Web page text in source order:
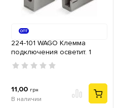
224-101 WAGO Клемма
подключения осветит. 1
входной проводник 1,0-2,5
мм2 без пасты
11,00 грн
В наличии